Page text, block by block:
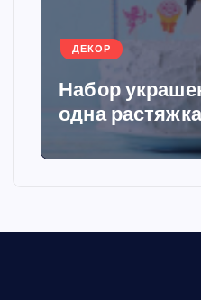
ДЕКОР
Набор
одна